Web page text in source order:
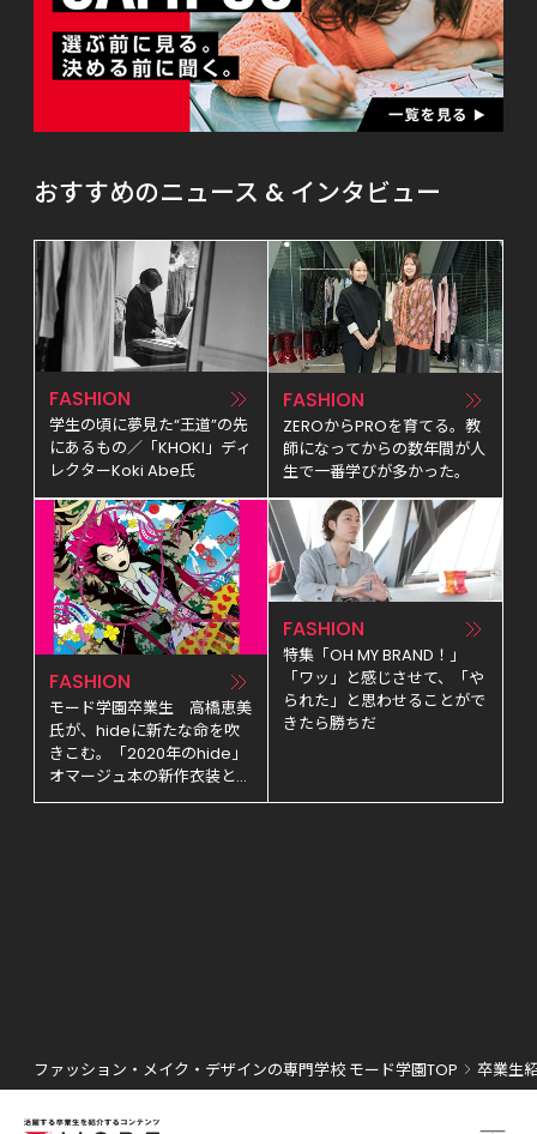
おすすめのニュース & インタビュー
FASHION
学生の頃に夢見た“王道”の先
にあるもの／「KHOKI」ディ
レクターKoki Abe氏
FASHION
ZEROからPROを育てる。教
師になってからの数年間が人
生で一番学びが多かった。
FASHION
モード学園卒業生　高橋恵美
氏が、hideに新たな命を吹
きこむ。「2020年のhide」
オマージュ本の新作衣装とヴ
ィジュアルアートを製作！
FASHION
特集「OH MY BRAND！」
「ワッ」と感じさせて、「や
られた」と思わせることがで
きたら勝ちだ
ファッション・メイク・デザインの専門学校 モード学園TOP 卒業生